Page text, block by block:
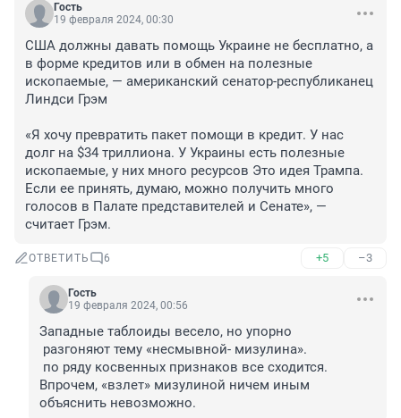
Гость
19 февраля 2024, 00:30
США должны давать помощь Украине не бесплатно, а
в форме кредитов или в обмен на полезные
ископаемые, — американский сенатор-республиканец
Линдси Грэм
«Я хочу превратить пакет помощи в кредит. У нас
долг на $34 триллиона. У Украины есть полезные
ископаемые, у них много ресурсов Это идея Трампа.
Если ее принять, думаю, можно получить много
голосов в Палате представителей и Сенате», —
считает Грэм.
ОТВЕТИТЬ 6 +5 –3
Гость
19 февраля 2024, 00:56
Западные таблоиды весело, но упорно
разгоняют тему «несмывной- мизулина».
по ряду косвенных признаков все сходится.
Впрочем, «взлет» мизулиной ничем иным
объяснить невозможно.